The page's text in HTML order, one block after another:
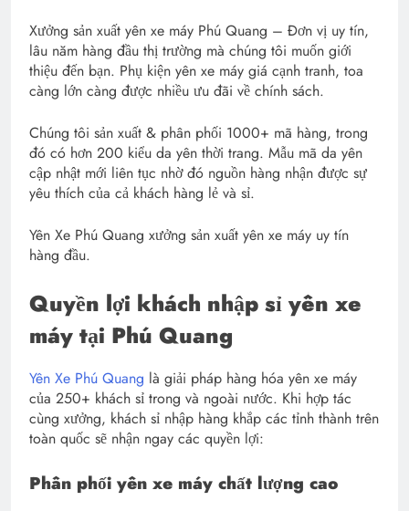
Xưởng sản xuất yên xe máy Phú Quang – Đơn vị uy tín,
lâu năm hàng đầu thị trường mà chúng tôi muốn giới
thiệu đến bạn. Phụ kiện yên xe máy giá cạnh tranh, toa
càng lớn càng được nhiều ưu đãi về chính sách.
Chúng tôi sản xuất & phân phối 1000+ mã hàng, trong
đó có hơn 200 kiểu da yên thời trang. Mẫu mã da yên
cập nhật mới liên tục nhờ đó nguồn hàng nhận được sự
yêu thích của cả khách hàng lẻ và sỉ.
Yên Xe Phú Quang xưởng sản xuất yên xe máy uy tín
hàng đầu.
Quyền lợi khách nhập sỉ yên xe
máy tại Phú Quang
Yên Xe Phú Quang là giải pháp hàng hóa yên xe máy
của 250+ khách sỉ trong và ngoài nước. Khi hợp tác
cùng xưởng, khách sỉ nhập hàng khắp các tỉnh thành trên
toàn quốc sẽ nhận ngay các quyền lợi:
Phân phối yên xe máy chất lượng cao